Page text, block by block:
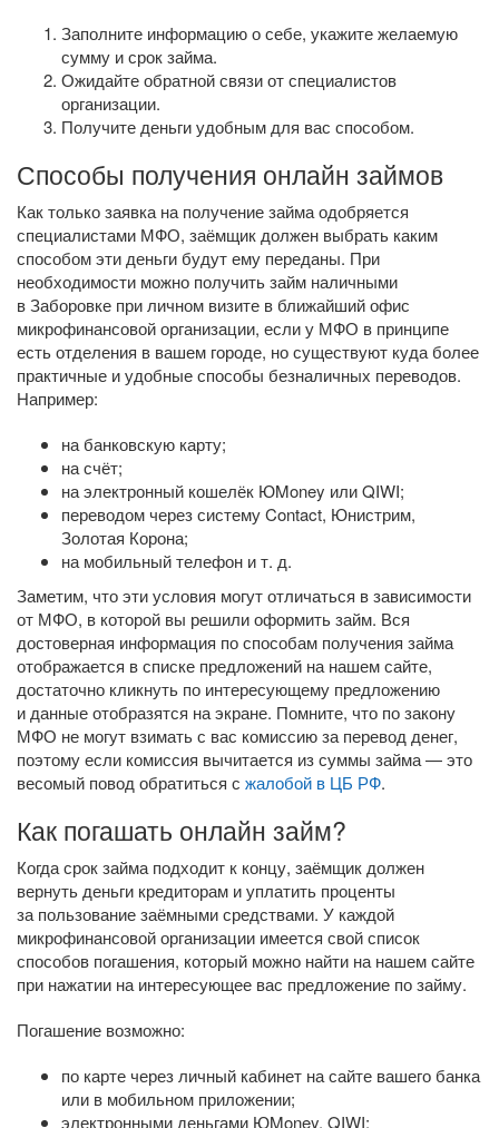
Заполните информацию о себе, укажите желаемую
сумму и срок займа.
Ожидайте обратной связи от специалистов
организации.
Получите деньги удобным для вас способом.
Способы получения онлайн займов
Как только заявка на получение займа одобряется
специалистами МФО, заёмщик должен выбрать каким
способом эти деньги будут ему переданы. При
необходимости можно получить займ наличными
в Заборовке при личном визите в ближайший офис
микрофинансовой организации, если у МФО в принципе
есть отделения в вашем городе, но существуют куда более
практичные и удобные способы безналичных переводов.
Например:
на банковскую карту;
на счёт;
на электронный кошелёк ЮMoney или QIWI;
переводом через систему Contact, Юнистрим,
Золотая Корона;
на мобильный телефон и т. д.
Заметим, что эти условия могут отличаться в зависимости
от МФО, в которой вы решили оформить займ. Вся
достоверная информация по способам получения займа
отображается в списке предложений на нашем сайте,
достаточно кликнуть по интересующему предложению
и данные отобразятся на экране. Помните, что по закону
МФО не могут взимать с вас комиссию за перевод денег,
поэтому если комиссия вычитается из суммы займа — это
весомый повод обратиться с жалобой в ЦБ РФ.
Как погашать онлайн займ?
Когда срок займа подходит к концу, заёмщик должен
вернуть деньги кредиторам и уплатить проценты
за пользование заёмными средствами. У каждой
микрофинансовой организации имеется свой список
способов погашения, который можно найти на нашем сайте
при нажатии на интересующее вас предложение по займу.
Погашение возможно:
по карте через личный кабинет на сайте вашего банка
или в мобильном приложении;
электронными деньгами ЮMoney, QIWI;